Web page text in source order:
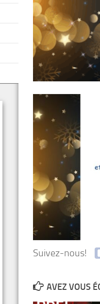
Suivez-nous!
AVEZ VOUS